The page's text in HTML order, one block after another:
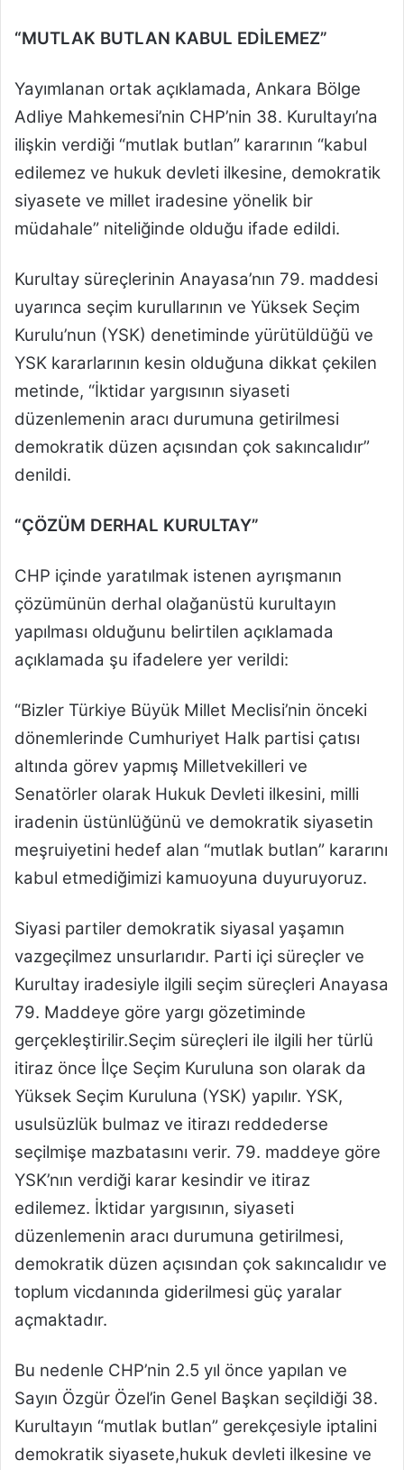
“MUTLAK BUTLAN KABUL EDİLEMEZ”
Yayımlanan ortak açıklamada, Ankara Bölge
Adliye Mahkemesi’nin CHP’nin 38. Kurultayı’na
ilişkin verdiği “mutlak butlan” kararının “kabul
edilemez ve hukuk devleti ilkesine, demokratik
siyasete ve millet iradesine yönelik bir
müdahale” niteliğinde olduğu ifade edildi.
Kurultay süreçlerinin Anayasa’nın 79. maddesi
uyarınca seçim kurullarının ve Yüksek Seçim
Kurulu’nun (YSK) denetiminde yürütüldüğü ve
YSK kararlarının kesin olduğuna dikkat çekilen
metinde, “İktidar yargısının siyaseti
düzenlemenin aracı durumuna getirilmesi
demokratik düzen açısından çok sakıncalıdır”
denildi.
“ÇÖZÜM DERHAL KURULTAY”
CHP içinde yaratılmak istenen ayrışmanın
çözümünün derhal olağanüstü kurultayın
yapılması olduğunu belirtilen açıklamada
açıklamada şu ifadelere yer verildi:
“Bizler Türkiye Büyük Millet Meclisi’nin önceki
dönemlerinde Cumhuriyet Halk partisi çatısı
altında görev yapmış Milletvekilleri ve
Senatörler olarak Hukuk Devleti ilkesini, milli
iradenin üstünlüğünü ve demokratik siyasetin
meşruiyetini hedef alan “mutlak butlan” kararını
kabul etmediğimizi kamuoyuna duyuruyoruz.
Siyasi partiler demokratik siyasal yaşamın
vazgeçilmez unsurlarıdır. Parti içi süreçler ve
Kurultay iradesiyle ilgili seçim süreçleri Anayasa
79. Maddeye göre yargı gözetiminde
gerçekleştirilir.Seçim süreçleri ile ilgili her türlü
itiraz önce İlçe Seçim Kuruluna son olarak da
Yüksek Seçim Kuruluna (YSK) yapılır. YSK,
usulsüzlük bulmaz ve itirazı reddederse
seçilmişe mazbatasını verir. 79. maddeye göre
YSK’nın verdiği karar kesindir ve itiraz
edilemez. İktidar yargısının, siyaseti
düzenlemenin aracı durumuna getirilmesi,
demokratik düzen açısından çok sakıncalıdır ve
toplum vicdanında giderilmesi güç yaralar
açmaktadır.
Bu nedenle CHP’nin 2.5 yıl önce yapılan ve
Sayın Özgür Özel’in Genel Başkan seçildiği 38.
Kurultayın “mutlak butlan” gerekçesiyle iptalini
demokratik siyasete,hukuk devleti ilkesine ve